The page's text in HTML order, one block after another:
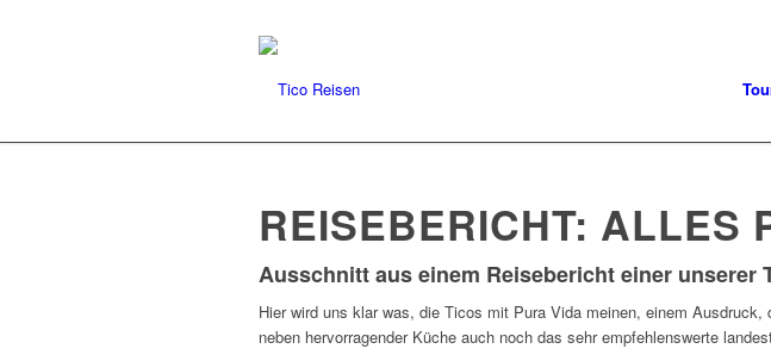
REISEBERICHT: ALLES
Ausschnitt aus einem Reisebericht einer unserer
Hier wird uns klar was, die Ticos mit Pura Vida meinen, einem
neben hervorragender Küche auch noch das sehr empfehlenswerte